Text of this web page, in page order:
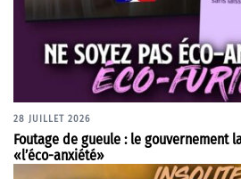
28 JUILLET 2026
Foutage de gueule : le gouvernement
«l’éco-anxiété»